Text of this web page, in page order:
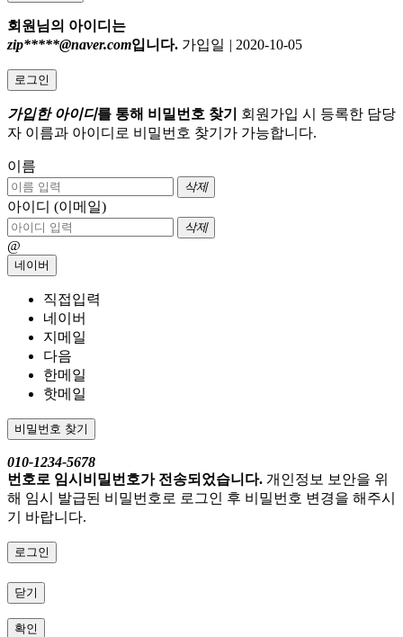
회원님의 아이디는
zip*****@naver.com입니다. 가입일 | 2020-10-05
로그인
가입한 아이디를 통해 비밀번호 찾기
회원가입 시 등록한 담당
자 이름과 아이디로 비밀번호 찾기가 가능합니다.
이름
삭제
아이디 (이메일)
삭제
@
네이버
직접입력
네이버
지메일
다음
한메일
핫메일
비밀번호 찾기
010-1234-5678
번호로 임시비밀번호가 전송되었습니다. 개인정보 보안을 위
해 임시 발급된 비밀번호로 로그인 후 비밀번호 변경을 해주시
기 바랍니다.
로그인
닫기
확인